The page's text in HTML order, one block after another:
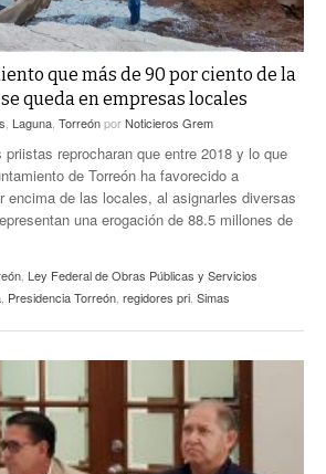
GALLITO
GREM
que más de 90 por ciento de la
queda en empresas locales
Laguna TorreónporNoticieros Grem
priistas reprocharan que entre 2018 y lo que
de Torreón ha favorecido a
encima de las locales, al asignarles diversas
una erogación de 88.5 millones de
Ley Federal de Obras Públicas y Servicios
Presidencia Torreón regidores pri Simas